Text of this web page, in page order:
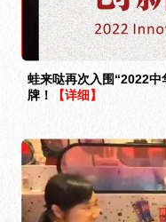
蛙来哒再次入围“2022
牌！
【详细】